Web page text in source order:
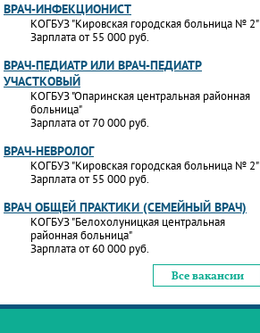
ВРАЧ-ИНФЕКЦИОНИСТ
КОГБУЗ "Кировская городская больница № 2"
Зарплата от 55 000 руб.
ВРАЧ-ПЕДИАТР ИЛИ ВРАЧ-ПЕДИАТР
УЧАСТКОВЫЙ
КОГБУЗ "Опаринская центральная районная
больница"
Зарплата от 70 000 руб.
ВРАЧ-НЕВРОЛОГ
КОГБУЗ "Кировская городская больница № 2"
Зарплата от 55 000 руб.
ВРАЧ ОБЩЕЙ ПРАКТИКИ (СЕМЕЙНЫЙ ВРАЧ)
КОГБУЗ "Белохолуницкая центральная
районная больница"
Зарплата от 60 000 руб.
Все вакансии